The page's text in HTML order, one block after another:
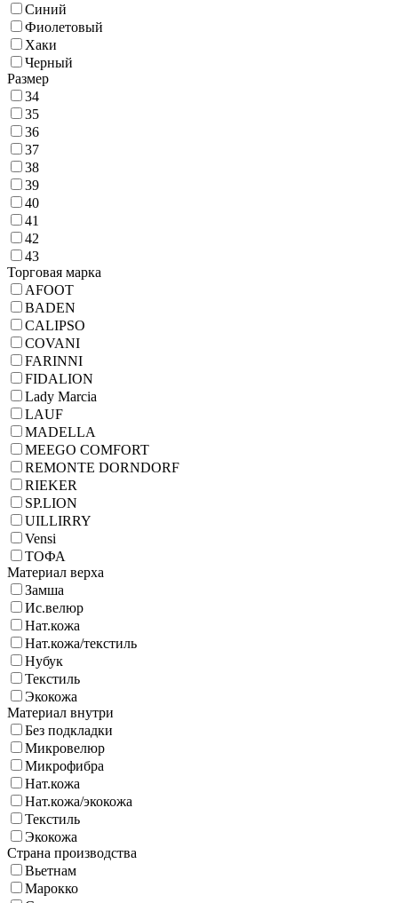
Синий
Фиолетовый
Хаки
Черный
Размер
34
35
36
37
38
39
40
41
42
43
Торговая марка
AFOOT
BADEN
CALIPSO
COVANI
FARINNI
FIDALION
Lady Marcia
LAUF
MADELLA
MEEGO COMFORT
REMONTE DORNDORF
RIEKER
SP.LION
UILLIRRY
Vensi
ТОФА
Материал верха
Замша
Ис.велюр
Нат.кожа
Нат.кожа/текстиль
Нубук
Текстиль
Экокожа
Материал внутри
Без подкладки
Микровелюр
Микрофибра
Нат.кожа
Нат.кожа/экокожа
Текстиль
Экокожа
Страна производства
Вьетнам
Марокко